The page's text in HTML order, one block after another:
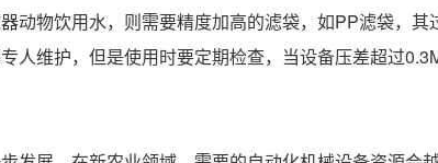
动物饮用水，则需要精度加高的滤袋，如PP滤袋，其
人维护，但是使用时要定期检查，当设备压差超过